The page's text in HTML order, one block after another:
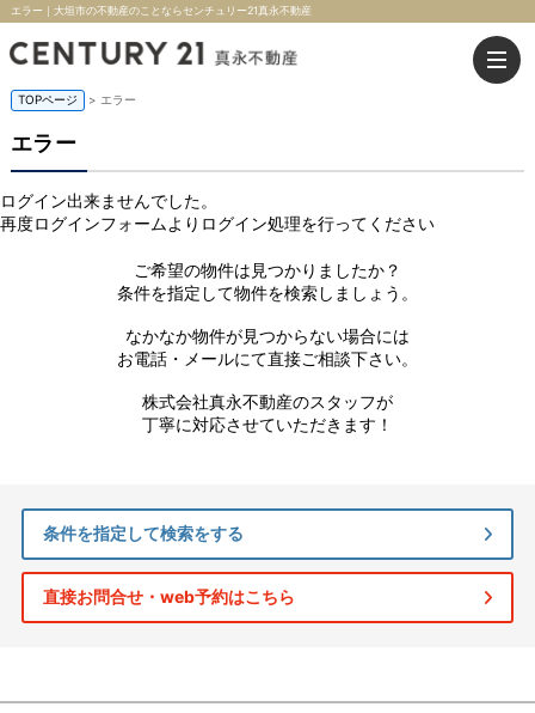
エラー｜大垣市の不動産のことならセンチュリー21真永不動産
TOPページ > エラー
エラー
ログイン出来ませんでした。
再度ログインフォームよりログイン処理を行ってください
ご希望の物件は見つかりましたか？
条件を指定して物件を検索しましょう。
なかなか物件が見つからない場合には
お電話・メールにて直接ご相談下さい。
株式会社真永不動産のスタッフが
丁寧に対応させていただきます！
条件を指定して検索をする
直接お問合せ・web予約はこちら